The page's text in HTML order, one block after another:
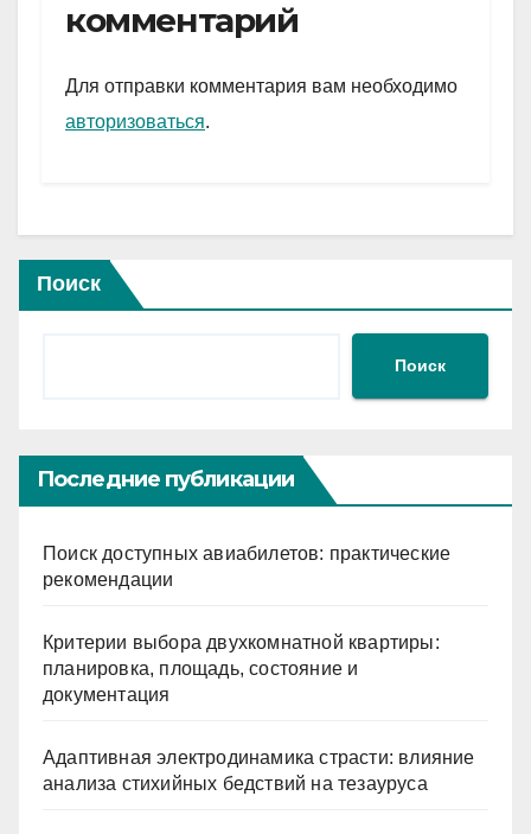
a
m
A
p
и
комментарий
Для отправки комментария вам необходимо
авторизоваться.
Поиск
Поиск
Последние публикации
Поиск доступных авиабилетов: практические
рекомендации
Критерии выбора двухкомнатной квартиры:
планировка, площадь, состояние и
документация
Адаптивная электродинамика страсти: влияние
анализа стихийных бедствий на тезауруса